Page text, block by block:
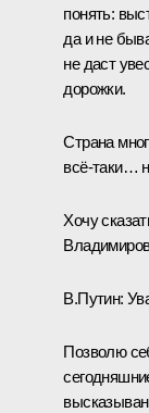
понять:
да и не
не даст
дорожки.
Страна
всё‑таки…
Хочу
В.Путин:
Позволю